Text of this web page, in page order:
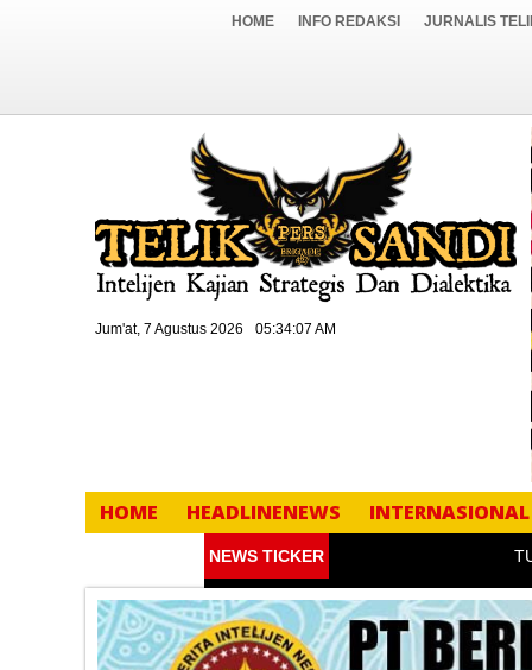
HOME INFO REDAKSI JURNALIS
Jum'at, 7 Agustus 2026 05:34:08 AM
HOME HEADLINENEWS INTERNASIONAL
NEWS TICKER